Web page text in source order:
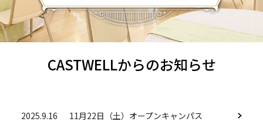
CASTWELLからのお知らせ
2025.9.16 11月22日（土）オープンキャンパス